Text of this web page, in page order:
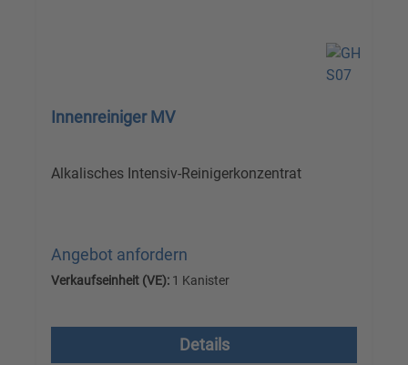
Innenreiniger MV
Alkalisches Intensiv-Reinigerkonzentrat
Angebot anfordern
Verkaufseinheit (VE): 1 Kanister
Details